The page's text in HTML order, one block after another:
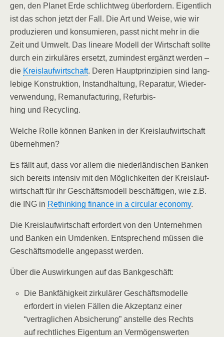
gen, den Pla­net Erde schlicht­weg über­for­dern. Eigent­lich
ist das schon jetzt der Fall. Die Art und Wei­se, wie wir
pro­du­zie­ren und kon­su­mie­ren, passt nicht mehr in die
Zeit und Umwelt. Das linea­re Modell der Wirt­schaft soll­te
durch ein zir­ku­lä­res ersetzt, zumin­dest ergänzt wer­den –
die Kreis­lauf­wirt­schaft. Deren Haupt­prin­zi­pi­en sind lang­
le­bi­ge Kon­struk­ti­on, Instand­hal­tung, Repa­ra­tur, Wie­der­
ver­wen­dung, Rema­nu­fac­tu­ring, Refur­bis­
hing und Recycling.
Wel­che Rol­le kön­nen Ban­ken in der Kreis­lauf­wirt­schaft
übernehmen?
Es fällt auf, dass vor allem die nie­der­län­di­schen Ban­ken
sich bereits inten­siv mit den Mög­lich­kei­ten der Kreis­lauf­
wirt­schaft für ihr Geschäfts­mo­dell beschäf­ti­gen, wie z.B.
die ING in Rethin­king finan­ce in a cir­cu­lar eco­no­my.
Die Kreis­lauf­wirt­schaft erfor­dert von den Unter­neh­men
und Ban­ken ein Umden­ken. Ent­spre­chend müs­sen die
Geschäfts­mo­del­le ange­passt werden.
Über die Aus­wir­kun­gen auf das Bankgeschäft:
Die Bank­fä­hig­keit zir­ku­lä­rer Geschäfts­mo­del­le
erfor­dert in vie­len Fäl­len die Akzep­tanz einer
“ver­trag­li­chen Absi­che­rung” anstel­le des Rechts
auf recht­li­ches Eigen­tum an Ver­mö­gens­wer­ten